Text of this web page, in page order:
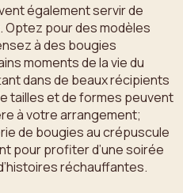
également servir de
pour des modèles
à des bougies
moments de la vie du
dans de beaux récipients
tailles et de formes peuvent
à votre arrangement;
de bougies au crépuscule
pour profiter d’une soirée
réchauffantes.